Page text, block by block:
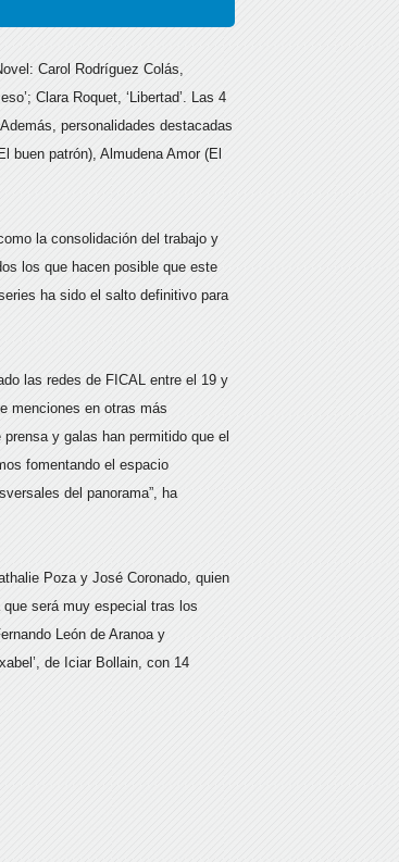
Carol Rodríguez Colás,
Clara Roquet, ‘Libertad’. Las 4
personalidades destacadas
buen patrón), Almudena Amor (El
la consolidación del trabajo y
los que hacen posible que este
ha sido el salto definitivo para
las redes de FICAL entre el 19 y
menciones en otras más
y galas han permitido que el
fomentando el espacio
del panorama”, ha
Poza y José Coronado, quien
que será muy especial tras los
León de Aranoa y
de Iciar Bollain, con 14